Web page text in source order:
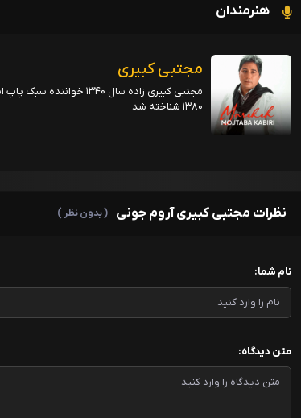
هنرمندان
مجتبی کبیری
۱۳۸۰ شناخته شد
نظرات مجتبی کبیری آروم جونی ( بدون نظر )
نام شما:
متن دیدگاه: